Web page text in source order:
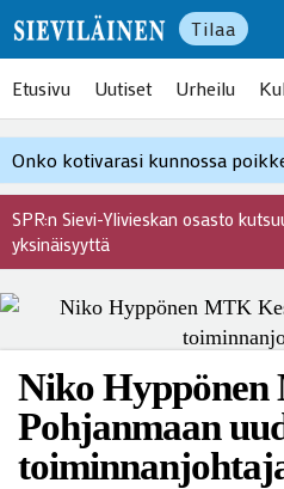
Tilaa
Etusivu Uutiset Urheilu
Onko kotivarasi kunnossa
SPR:n Sievi-Ylivieskan osasto
yksinäisyyttä
Niko
Pohjanmaan